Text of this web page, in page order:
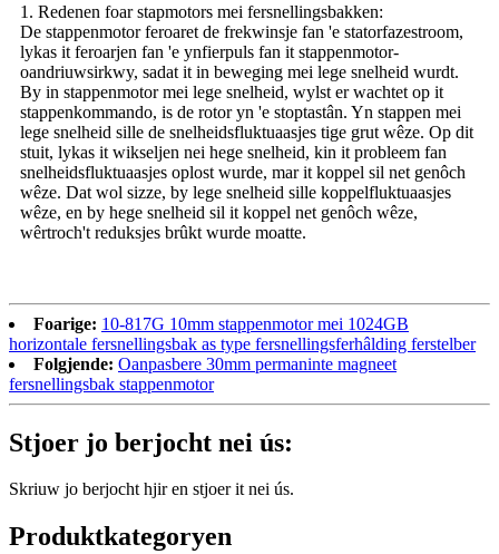
1. Redenen foar stapmotors mei fersnellingsbakken:
De stappenmotor feroaret de frekwinsje fan 'e statorfazestroom,
lykas it feroarjen fan 'e ynfierpuls fan it stappenmotor-
oandriuwsirkwy, sadat it in beweging mei lege snelheid wurdt.
By in stappenmotor mei lege snelheid, wylst er wachtet op it
stappenkommando, is de rotor yn 'e stoptastân. Yn stappen mei
lege snelheid sille de snelheidsfluktuaasjes tige grut wêze. Op dit
stuit, lykas it wikseljen nei hege snelheid, kin it probleem fan
snelheidsfluktuaasjes oplost wurde, mar it koppel sil net genôch
wêze. Dat wol sizze, by lege snelheid sille koppelfluktuaasjes
wêze, en by hege snelheid sil it koppel net genôch wêze,
wêrtroch't reduksjes brûkt wurde moatte.
Foarige: 10-817G 10mm stappenmotor mei 1024GB
horizontale fersnellingsbak as type fersnellingsferhâlding ferstelber
Folgjende: Oanpasbere 30mm permaninte magneet
fersnellingsbak stappenmotor
Stjoer jo berjocht nei ús:
Skriuw jo berjocht hjir en stjoer it nei ús.
Produktkategoryen